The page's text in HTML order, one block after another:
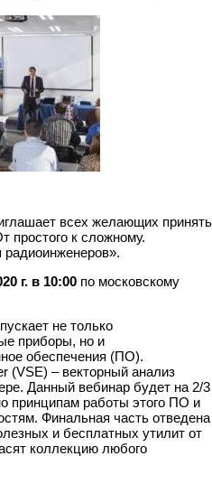
всех желающих принять
простого к сложному.
г. в 10:00 по московскому
не только
приборы, но и
обеспечения (ПО).
(VSE) – векторный анализ
Данный вебинар будет на 2/3
принципам работы этого ПО и
Финальная часть отведена
и бесплатных утилит от
коллекцию любого